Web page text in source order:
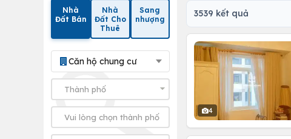
Nhà
Đất Bán
Nhà
Đất Cho
Thuê
Sang
nhượng
Căn hộ chung cư
3539 kết quả
4